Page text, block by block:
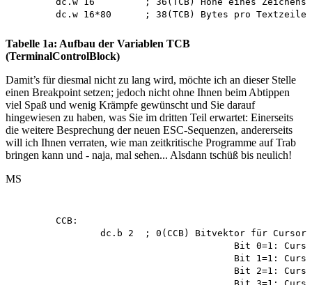
Tabelle 1a: Aufbau der Variablen TCB
(TerminalControlBlock)
Damit’s für diesmal nicht zu lang wird, möchte ich an dieser Stelle
einen Breakpoint setzen; jedoch nicht ohne Ihnen beim Abtippen
viel Spaß und wenig Krämpfe gewünscht und Sie darauf
hingewiesen zu haben, was Sie im dritten Teil erwartet: Einerseits
die weitere Besprechung der neuen ESC-Sequenzen, andererseits
will ich Ihnen verraten, wie man zeitkritische Programme auf Trab
bringen kann und - naja, mal sehen... Alsdann tschüß bis neulich!
MS